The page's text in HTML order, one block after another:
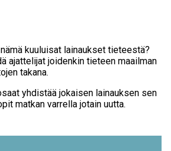
kuuluisat lainaukset tieteestä?
ajattelijat joidenkin tieteen maailman
takana.
yhdistää jokaisen lainauksen sen
matkan varrella jotain uutta.